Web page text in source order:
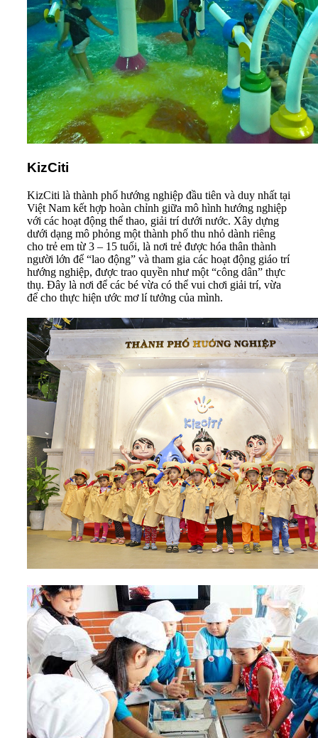
KizCiti
KizCiti là thành phố hướng nghiệp đầu tiên và duy nhất tại
Việt Nam kết hợp hoàn chỉnh giữa mô hình hướng nghiệp
với các hoạt động thể thao, giải trí dưới nước. Xây dựng
dưới dạng mô phỏng một thành phố thu nhỏ dành riêng
cho trẻ em từ 3 – 15 tuổi, là nơi trẻ được hóa thân thành
người lớn để “lao động” và tham gia các hoạt động giáo trí
hướng nghiệp, được trao quyền như một “công dân” thực
thụ. Đây là nơi để các bé vừa có thể vui chơi giải trí, vừa
để cho thực hiện ước mơ lí tưởng của mình.